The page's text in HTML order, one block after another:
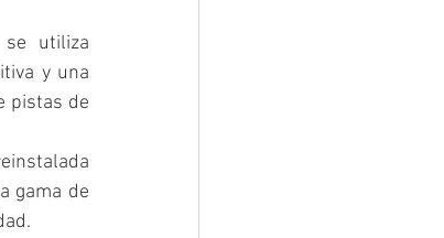
utiliza
y una
pistas de
gama de